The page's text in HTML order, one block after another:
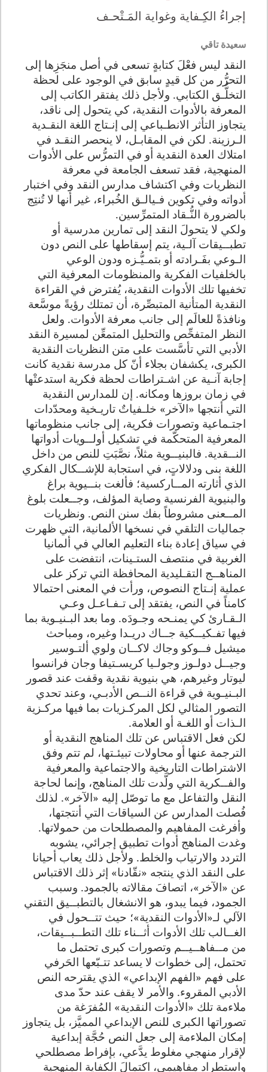
إجراءُ الكِـفاية وغواية المَـتْحـف
سعيدة تاقي
النقد ليس فعْلَ كتابةٍ تسعى في أصل منجَزِها إلى
التحرُّر من كل قيدٍ سابق في الوجود على لحظة
التخلُّـق الكتابي. ولأجل ذلك يفتقر الكاتب إلى
المعرفة بالأدوات النقدية، كي يتحول إلى ناقد،
يتجاوز التأثر الانطـباعي إلى إنـتاج اللغة النقـدية
الـرزينة. لكن في المقابـل، لا ينحصر النقـد في
امتلاك العدة النقدية أو في التمرُّس على الأدوات
المنهجية، فقد تسعف الجامعة في معرفة
النظريات وفي اكتشاف مدارس النقد وفي اختبار
أدواته وفي تكوين فـيالـق الخُبراء، غير أنها لا تُنتِج
بالضرورة النُّـقاد المتمرِّسين.
ولكي لا يتحولَ النقد إلى تمارين مدرسية أو
تطبــيقات آلـية، يتم إسقاطها على النص دون
الـوعي بفَـرادته أو بتمـيُّـزه ودون الوعي
بالخلفيات الفكرية والمنظومات المعرفية التي
تخفيها تلك الأدوات النقدية، يُفترض في القراءة
النقدية المتأنية المتبصِّرة، أن تمتلك رؤيةً موسَّعة
ونافذةً للعالَم إلى جانب معرفة الأدوات. ولعل
النظر المتفحِّص والتحليل المتمعِّن لمسيرة النقد
الأدبي التي تأسَّست على متن النظريات النقدية
الكبرى، يكشفان بجلاء أنّ كل مدرسة نقدية كانت
إجابة آنـية عن اشـتراطات لحظة فكرية استدعتْها
في زمان بروزها ومكانه. إن للمدارس النقدية
التي أنتجها «الآخر» خلـفياتٌ تاريـخية ومحدّدات
اجتـماعية وتصورات فكرية، إلى جانب منظوماتها
المعرفية المتحكّمة في تشكيل أولــويات أدواتها
النــقدية. فالبنيــوية مثلاً، نصَّبَتِ للنص من داخل
اللغة بنى ودلالاتٍ، في استجابة للإشــكال الفكري
الذي أثارته المــاركسية؛ فألغت بنــيوية براغ
والبنيوية الفرنسية وصاية المؤلف، وجــعلت بلوغ
المــعنى مشروطاً بفك سنن النص. ونظريات
جماليات التلقي في نسخها الألمانية، التي ظهرت
في سياق إعادة بناء التعليم العالي في ألمانيا
الغربية في منتصف الستـينات، انتفضت على
المناهــج التقـليدية المحافظة التي تركز على
عملية إنـتاج النصوص، ورأت في المعنى احتمالا
كامناً في النص، يفتقد إلى تـفـاعـل وعـي
الـقـارئ كي يمنـحه وجـودَه. وما بعد البـنيـوية بما
فيها تفـكيــكية جــاك دريـدا وغيره، ومباحث
ميشيل فــوكو وجاك لاكــان ولوي ألتـوسير
وجيــل دولـوز وجولـيا كريسـتيفا وجان فرانسوا
ليوتار وغيرهم، هي بنيوية نقدية وقفت عند قصور
البـنيـوية في قراءة النــص الأدبـي، وعند تحدي
التصور المثالي لكل المركـزيات بما فيها مركـزية
الـذات أو اللغـة أو العلامة.
لكن فعل الاقتباس عن تلك المناهج النقدية أو
الترجمة عنها أو محاولات تبيئـتها، لم تتم وفق
الاشتراطات التاريخية والاجتماعية والمعرفية
والفــكرية التي ولَّدت تلك المناهج، وإنما لحاجة
النقل والتفاعل مع ما توصّل إليه «الآخر». لذلك
فُصلت المدارس عن السياقات التي أنتجتها،
وأفرغت المفاهيم والمصطلحات من حمولاتها.
وغدت المناهج أدوات تطبيق إجرائي، يشوبه
التردد والارتياب والخلط. ولأجل ذلك يعاب أحيانا
على النقد الذي ينتجه «نقّادنا» إثر ذلك الاقتباس
عن «الآخر»، اتصافَ مقالاته بالجمود. وسبب
الجمود، فيما يبدو، هو الانشغال بالتطبــيق التقني
الآلي لـ«الأدوات النقدية»؛ حيث تتــحول في
الغــالب تلك الأدوات أثــناء تلك التطــبــيقات،
من مــفاهــيــم وتصورات كبرى تحتمل ما
تحتمل، إلى خطوات لا يساعد تتـبّعها الحَرفي
على فهم «الفهم الإبداعي» الذي يقترحه النص
الأدبي المقروء. والأمر لا يقف عند حدّ مدى
ملاءمة تلك «الأدوات النقدية» المُفرَغة من
تصوراتها الكبرى للنص الإبداعي المميَّز، بل يتجاوز
إمكان الملاءمة إلى جعل النص حُجَّة إبداعية
لإقرار منهجي مغلوط يدَّعي، بإفراط مصطلحي
واستطراد مفاهيمي، اكتمالَ الكفاية المنهجية